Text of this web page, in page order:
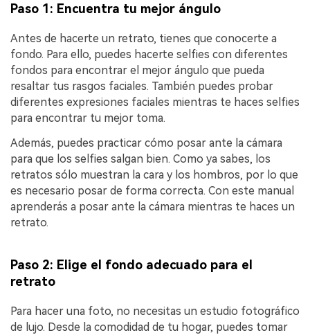
Paso 1: Encuentra tu mejor ángulo󠀲󠀡󠀡󠀤󠀦󠀡󠀡󠀦󠀢󠀳
󠀰Antes de hacerte un retrato, tienes que conocerte a
fondo.󠀲󠀡󠀡󠀤󠀦󠀡󠀡󠀦󠀣󠀳󠀰 Para ello, puedes hacerte selfies con diferentes
fondos para encontrar el mejor ángulo que pueda
resaltar tus rasgos faciales.󠀲󠀡󠀡󠀤󠀦󠀡󠀡󠀦󠀤󠀳󠀰 También puedes probar
diferentes expresiones faciales mientras te haces selfies
para encontrar tu mejor toma.󠀲󠀡󠀡󠀤󠀦󠀡󠀡󠀦󠀥󠀳
Además, puedes practicar cómo posar ante la cámara
para que los selfies salgan bien.󠀲󠀡󠀡󠀤󠀦󠀡󠀡󠀦󠀦󠀳󠀰 Como ya sabes, los
retratos sólo muestran la cara y los hombros, por lo que
es necesario posar de forma correcta.󠀲󠀡󠀡󠀤󠀦󠀡󠀡󠀦󠀧󠀳󠀰 Con este manual
aprenderás a posar ante la cámara mientras te haces un
retrato.󠀲󠀡󠀡󠀤󠀦󠀡󠀦󠀨󠀳
Paso 2: Elige el fondo adecuado para el
retrato󠀲󠀡󠀡󠀤󠀦󠀡󠀦󠀩󠀳
Para hacer una foto, no necesitas un estudio fotográfico
de lujo.󠀲󠀡󠀡󠀤󠀦󠀡󠀡󠀧󠀠󠀳󠀰 Desde la comodidad de tu hogar, puedes tomar